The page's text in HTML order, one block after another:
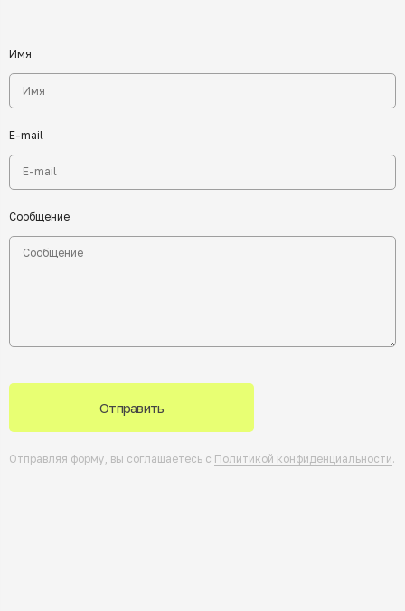
Имя
E-mail
Сообщение
Отправить
Отправляя форму, вы соглашаетесь с Политикой конфиденциальности.